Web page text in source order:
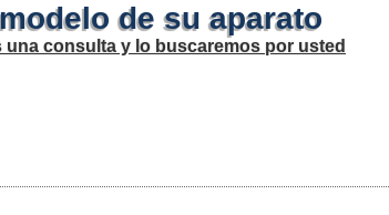
de su aparato
consulta y lo buscaremos por usted